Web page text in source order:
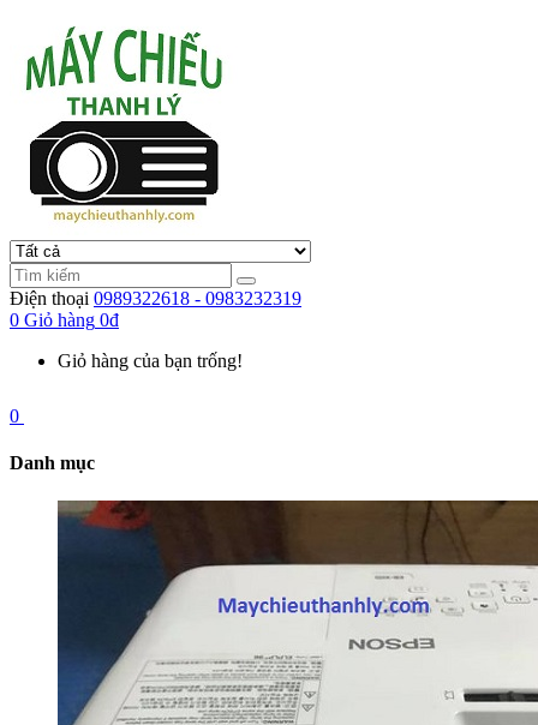
Điện thoại 0989322618 - 0983232319
0 Giỏ hàng 0đ
Giỏ hàng của bạn trống!
0
Danh mục